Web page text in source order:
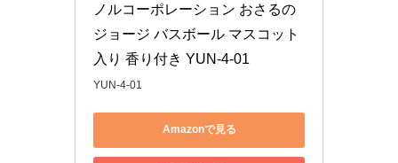
ノルコーポレーション おさるの
ジョージ バスボール マスコット
入り 香り付き YUN-4-01
YUN-4-01
Amazonで見る